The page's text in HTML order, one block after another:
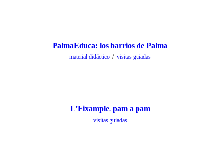
PalmaEduca: los barrios de Palma
material didáctico / visitas guiadas
L’Eixample, pam a pam
visitas guiadas